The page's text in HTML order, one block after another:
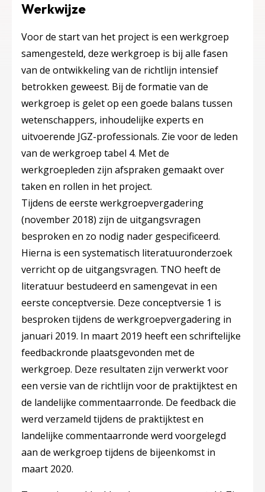
Werkwijze
Voor de start van het project is een werkgroep
samengesteld, deze werkgroep is bij alle fasen
van de ontwikkeling van de richtlijn intensief
betrokken geweest. Bij de formatie van de
werkgroep is gelet op een goede balans tussen
wetenschappers, inhoudelijke experts en
uitvoerende JGZ-professionals. Zie voor de leden
van de werkgroep tabel 4. Met de
werkgroepleden zijn afspraken gemaakt over
taken en rollen in het project.
Tijdens de eerste werkgroepvergadering
(november 2018) zijn de uitgangsvragen
besproken en zo nodig nader gespecificeerd.
Hierna is een systematisch literatuuronderzoek
verricht op de uitgangsvragen. TNO heeft de
literatuur bestudeerd en samengevat in een
eerste conceptversie. Deze conceptversie 1 is
besproken tijdens de werkgroepvergadering in
januari 2019. In maart 2019 heeft een schriftelijke
feedbackronde plaatsgevonden met de
werkgroep. Deze resultaten zijn verwerkt voor
een versie van de richtlijn voor de praktijktest en
de landelijke commentaarronde. De feedback die
werd verzameld tijdens de praktijktest en
landelijke commentaarronde werd voorgelegd
aan de werkgroep tijdens de bijeenkomst in
maart 2020.